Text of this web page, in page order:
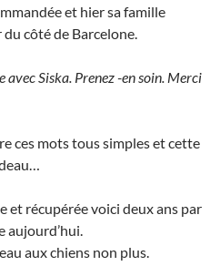
et hier sa famille
du côté de Barcelone.
avec Siska. Prenez -en soin. Merci
ces mots tous simples et cette
et récupérée voici deux ans par
la confie aujourd’hui.
aux chiens non plus.